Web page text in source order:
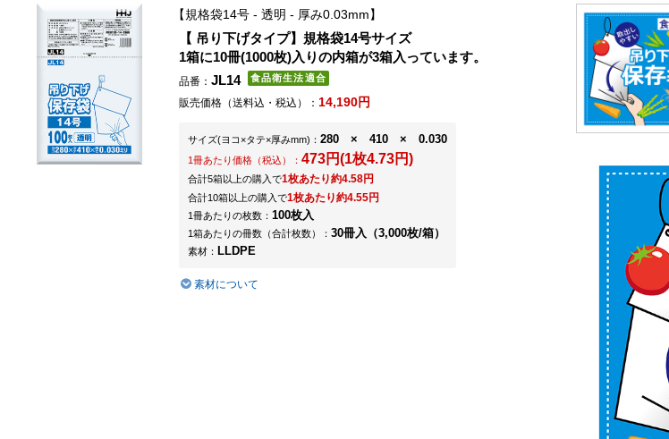
規格袋14号 - 透明 - 厚み0.03mm
【 吊り下げタイプ】規格袋14号サイズ
1箱に10冊(1000枚)入りの内箱が3箱入っています。
品番： JL14
販売価格（送料込・税込）： 14,190円
サイズ(ヨコ×タテ×厚みmm) ： 280 × 410 × 0.030
1冊あたり価格（税込）： 473円(1枚4.73円)
合計5箱以上の購入で1枚あたり約4.58円
合計10箱以上の購入で1枚あたり約4.55円
1冊あたりの枚数： 100枚入
1箱あたりの冊数（合計枚数）： 30冊入（3,000枚/箱）
素材： LLDPE
素材について